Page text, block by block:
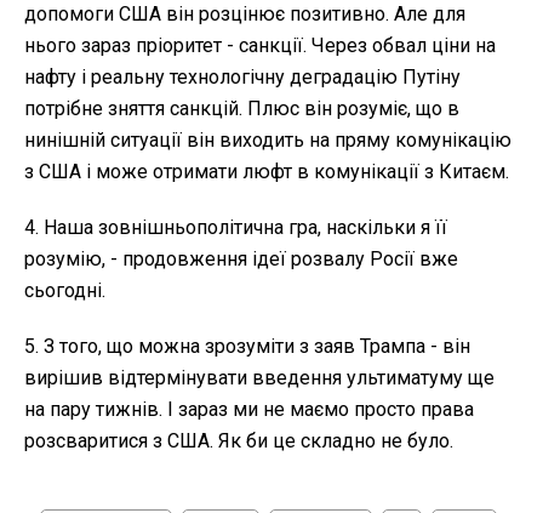
допомоги США він розцінює позитивно. Але для
нього зараз пріоритет - санкції. Через обвал ціни на
нафту і реальну технологічну деградацію Путіну
потрібне зняття санкцій. Плюс він розуміє, що в
нинішній ситуації він виходить на пряму комунікацію
з США і може отримати люфт в комунікації з Китаєм.
4. Наша зовнішньополітична гра, наскільки я її
розумію, - продовження ідеї розвалу Росії вже
сьогодні.
5. З того, що можна зрозуміти з заяв Трампа - він
вирішив відтермінувати введення ультиматуму ще
на пару тижнів. І зараз ми не маємо просто права
розсваритися з США. Як би це складно не було.